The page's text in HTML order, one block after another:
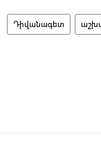
Դիվանագետ